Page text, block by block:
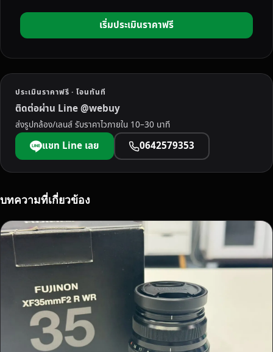
ไ
ม่
จ
ะ
C
A
N
N
I
S
O
N
Y
F
เริ่มประเมินราคาฟรี
ประเมินราคาฟรี · โอนทันที
ติดต่อผ่าน Line @webuy
ส่งรูปกล้อง/เลนส์ รับราคาไวภายใน 10–30 นาที
แชท Line เลย 0642579353
บทความที่เกี่ยวข้อง